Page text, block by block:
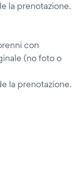
la prenotazione.
con
(no foto o
la prenotazione.